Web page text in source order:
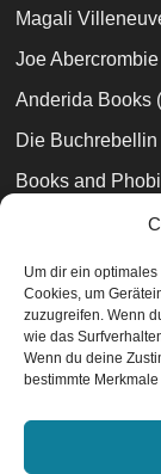
Um dir ein
Cookies, um
zuzugreifen. Wenn
wie das
Wenn du deine
bestimmte
Magali
Joe Abercrombie
Anderida Books
Die Buchrebellin
Books and
Buchblogger
Marc Simonetti
Grim Oak Press
EU-Cookie-